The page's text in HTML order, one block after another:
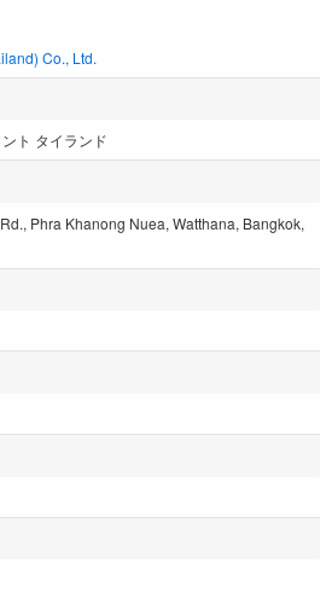
Co., Ltd.
ト タイランド
Phra Khanong Nuea, Watthana, Bangkok,